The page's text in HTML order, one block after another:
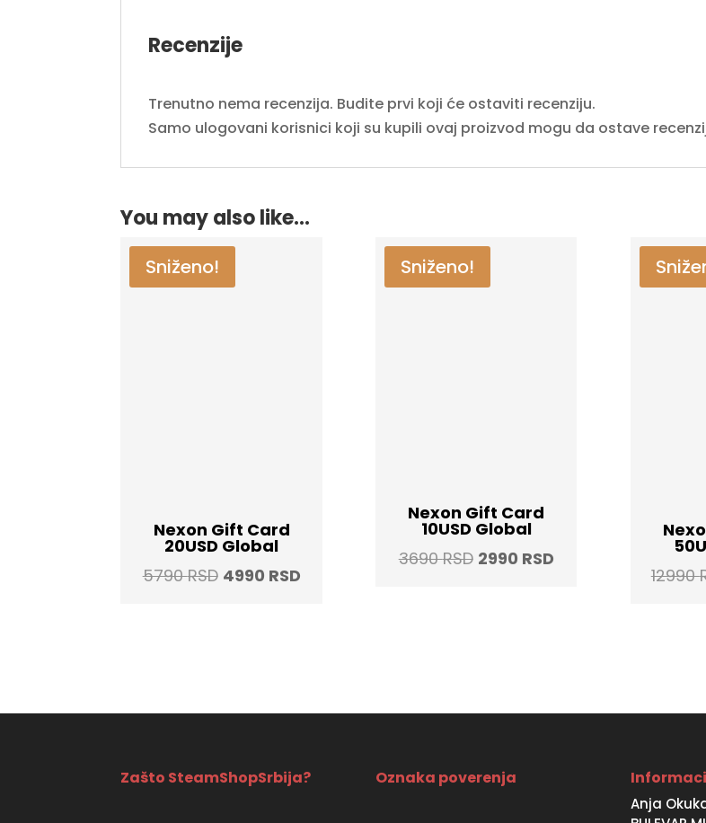
Recenzije
Trenutno nema recenzija. Budite prvi koji će ostaviti recenziju.
Samo ulogovani korisnici koji su kupili ovaj proizvod mogu da ostave
You may also like…
Sniženo!
Nexon Gift Card
20USD Global
5790RSD Original
4990 RSDCurrent
Sniženo!
Nexon Gift Card
10USD Global
3690RSD Original
2990 RSDCurrent
12990
Zašto SteamShopSrbija? Oznaka poverenja
Anja